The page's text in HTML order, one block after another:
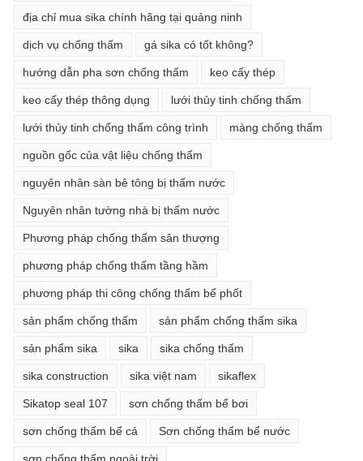
địa chỉ mua sika chính hãng tại quảng ninh
dịch vụ chống thấm gá sika có tốt không?
hướng dẫn pha sơn chống thấm keo cấy thép
keo cấy thép thông dụng lưới thủy tinh chống thấm
lưới thủy tinh chống thấm công trình màng chống thấm
nguồn gốc của vật liệu chống thấm
nguyên nhân sàn bê tông bị thấm nước
Nguyên nhân tường nhà bị thấm nước
Phương pháp chống thấm sân thượng
phương pháp chống thấm tầng hầm
phương pháp thi công chống thấm bể phốt
sản phẩm chống thấm sản phẩm chống thấm sika
sản phẩm sika sika sika chống thấm
sika construction sika việt nam sikaflex
Sikatop seal 107 sơn chống thấm bể bơi
sơn chống thấm bể cá Sơn chống thấm bể nước